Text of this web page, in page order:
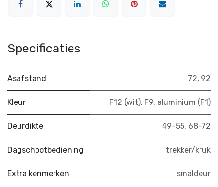
Specificaties
Asafstand 72, 92
Kleur F12 (wit), F9, aluminium (F1)
Deurdikte 49-55, 68-72
Dagschootbediening trekker/kruk
Extra kenmerken smaldeur